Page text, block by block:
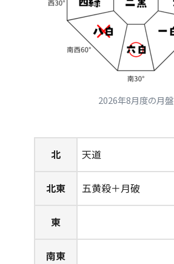
2026年8月度の月盤
北 天道
北東 五黄殺＋月破
東
南東